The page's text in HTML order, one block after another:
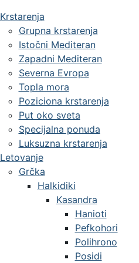
Krstarenja
Grupna krstarenja
Istočni Mediteran
Zapadni Mediteran
Severna Evropa
Topla mora
Poziciona krstarenja
Put oko sveta
Specijalna ponuda
Luksuzna krstarenja
Letovanje
Grčka
Halkidiki
Kasandra
Hanioti
Pefkohori
Polihrono
Posidi